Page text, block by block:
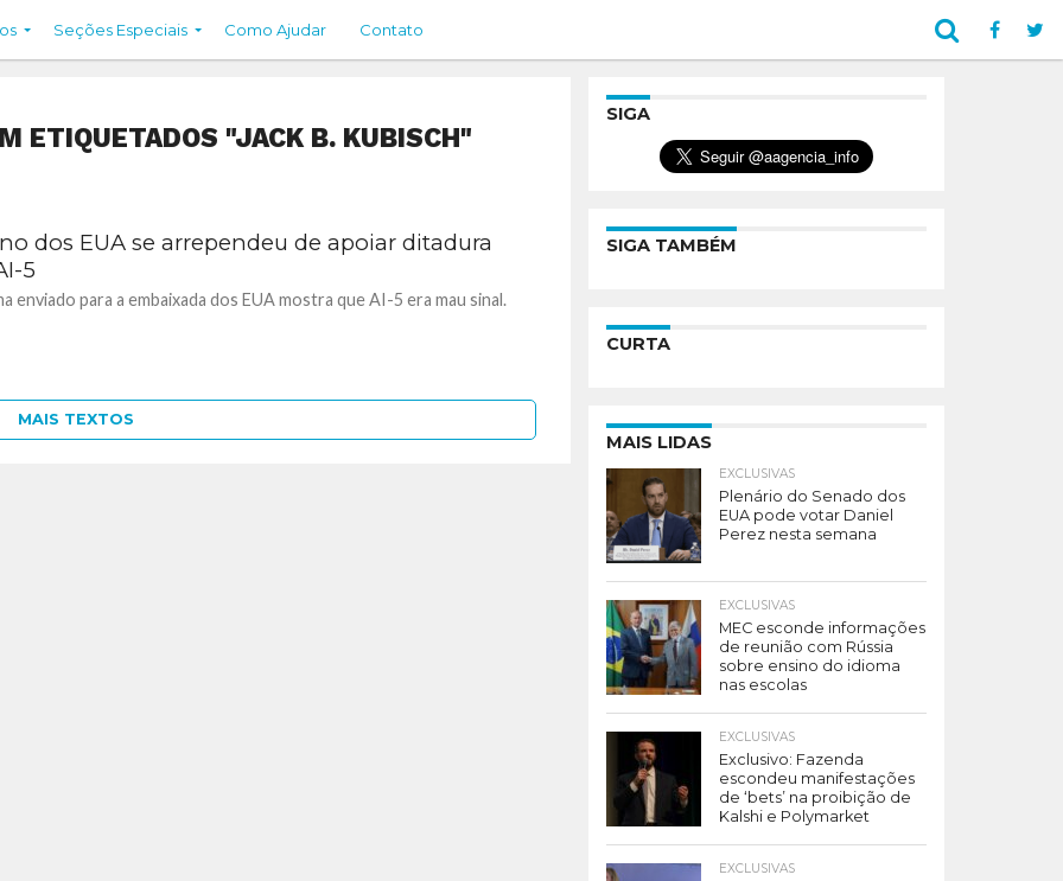
Seções Especiais Como Ajudar Contato
ETIQUETADOS "JACK B. KUBISCH"
dos EUA se arrependeu de apoiar ditadura
5
enviado para a embaixada dos EUA mostra que AI-5 era mau sinal.
MAIS TEXTOS
SIGA
SIGA TAMBÉM
CURTA
MAIS LIDAS
EXCLUSIVAS
Plenário do Senado dos
EUA pode votar Daniel
Perez nesta semana
EXCLUSIVAS
MEC esconde informações
de reunião com Rússia
sobre ensino do idioma
nas escolas
EXCLUSIVAS
Exclusivo: Fazenda
escondeu manifestações
de ‘bets’ na proibição de
Kalshi e Polymarket
EXCLUSIVAS